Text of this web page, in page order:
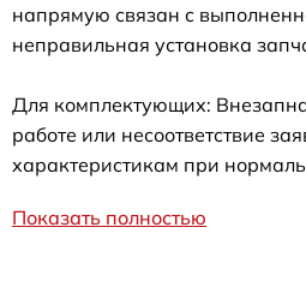
напрямую связан с
неправильная установка
Для комплектующих:
работе или несоответствие
характеристикам при
Показать полностью